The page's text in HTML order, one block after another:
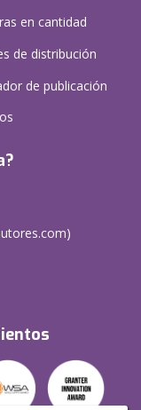
en cantidad
de distribución
de publicación
)